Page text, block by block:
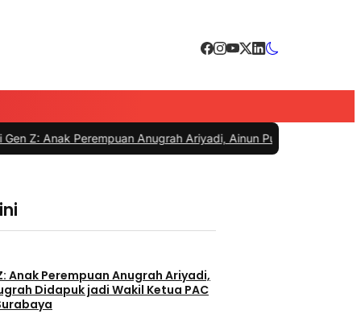
Anugrah Ariyadi, Ainun Putri Anugrah Didapuk jadi
Anak Perempuan Anugrah Ariyadi,
Didapuk jadi Wakil Ketua PAC